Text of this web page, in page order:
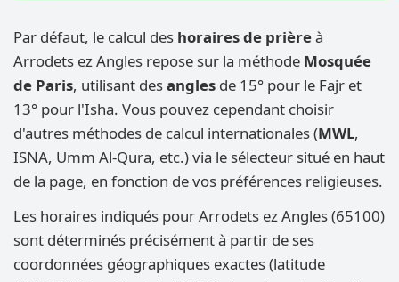
Par défaut, le calcul des horaires de prièreà
Arrodets ez Angles repose sur la méthode Mosquée
de Paris, utilisant desangles de 15° pour le Fajr et
13° pour l'Isha. Vous pouvez cependant choisir
d'autres méthodes de calcul internationales (MWL,
ISNA, Umm Al-Qura, etc.) via le sélecteur situé en haut
de la page, en fonction de vos préférences religieuses.
Les horaires indiqués pour Arrodets ez Angles (65100)
sont déterminés précisément à partir de ses
coordonnées géographiques exactes (latitude